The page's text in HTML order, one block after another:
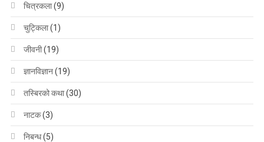
चित्रकला(9)
चुट्किला(1)
जीवनी(19)
ज्ञानविज्ञान(19)
तस्बिरको कथा(30)
नाटक(3)
निबन्ध(5)